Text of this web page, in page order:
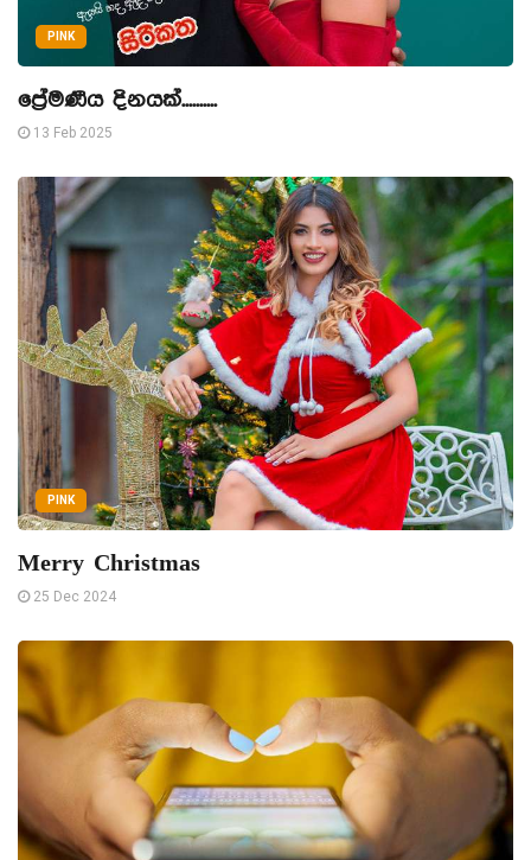
PINK
ප්‍රේමණීය දිනයක්..........
13 Feb 2025
PINK
Merry Christmas
25 Dec 2024